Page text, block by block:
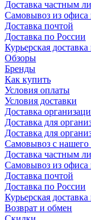
Доставка частным
Самовывоз из офиса
Доставка почтой
Доставка по России
Курьерская
Обзоры
Бренды
Как купить
Условия оплаты
Условия доставки
Доставка
Доставка для
Доставка для
Самовывоз с нашего
Доставка частным
Самовывоз из офиса
Доставка почтой
Доставка по России
Курьерская
Возврат и обмен